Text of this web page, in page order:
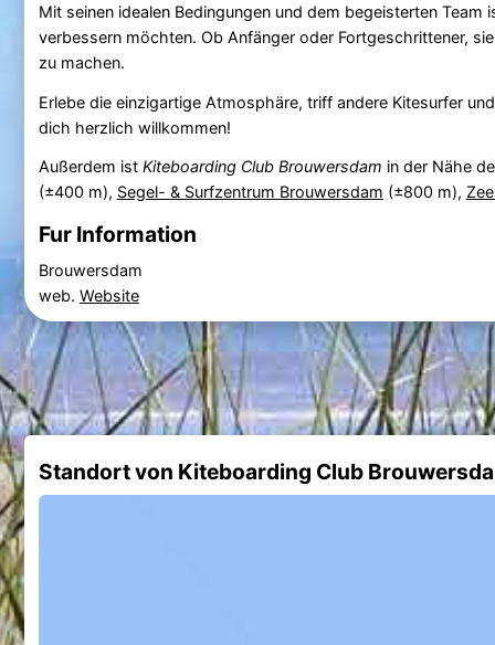
Mit seinen idealen Bedingungen und dem begeisterten Team
verbessern möchten. Ob Anfänger oder Fortgeschrittener,
zu machen.
Erlebe die einzigartige Atmosphäre, triff andere Kitesurfer
dich herzlich willkommen!
Außerdem ist Kiteboarding Club Brouwersdam in der Nähe
(±400 m), Segel- & Surfzentrum Brouwersdam (±800 m),
Fur Information
Brouwersdam
web. Website
Standort von Kiteboarding Club